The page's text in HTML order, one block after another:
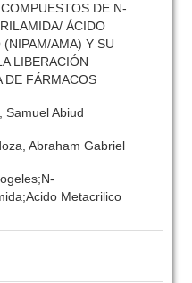
DE N-
ÁCIDO
(NIPAM/AMA) Y SU
LIBERACIÓN
DE FÁRMACOS
Samuel Abiud
Abraham Gabriel
Metacrilico